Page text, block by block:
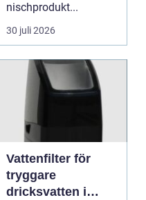
nischprodukt...
30 juli 2026
Vattenfilter för
tryggare
dricksvatten i